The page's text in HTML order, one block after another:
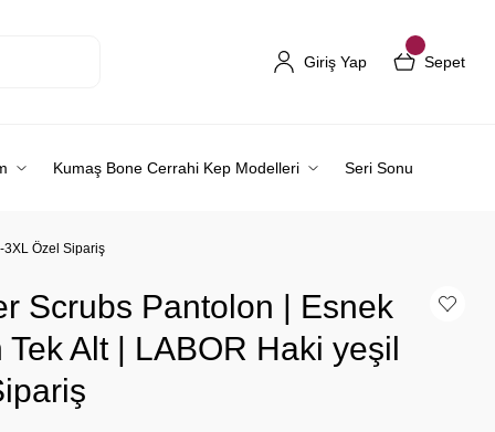
Giriş Yap Sepet
Kumaş Bone Cerrahi Kep Modelleri Seri Sonu
3XL Özel Sipariş
Scrubs Pantolon | Esnek
Tek Alt | LABOR Haki yeşil